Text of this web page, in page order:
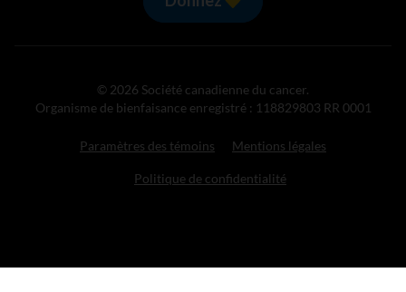
© 2026 Société canadienne du cancer.
Organisme de bienfaisance enregistré : 118829803 RR 0001
Paramètres des témoins Mentions légales
Politique de confidentialité